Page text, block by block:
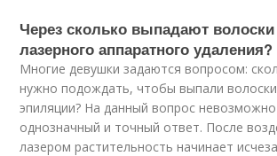
Через сколько выпадают
лазерного аппаратного удаления?
Многие девушки задаются вопросом:
нужно подождать, чтобы выпали
эпиляции? На данный вопрос
однозначный и точный ответ. После
лазером растительность начинает